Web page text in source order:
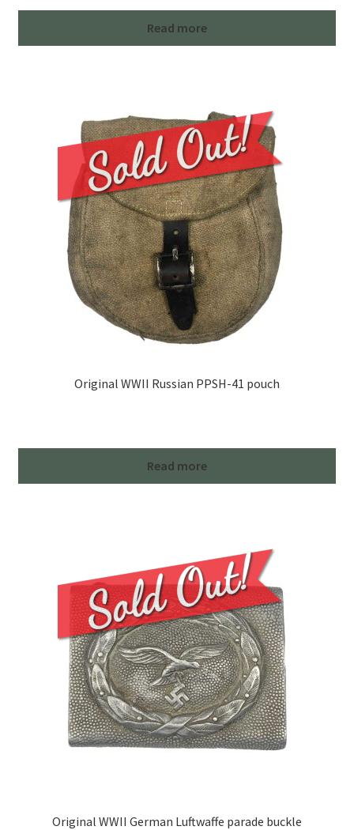
Read more
Original WWII Russian PPSH-41 pouch
Read more
Original WWII German Luftwaffe parade buckle